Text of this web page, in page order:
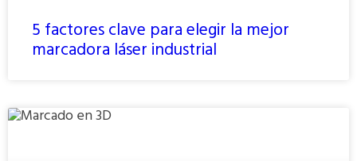
5 factores clave para elegir la mejor
marcadora láser industrial